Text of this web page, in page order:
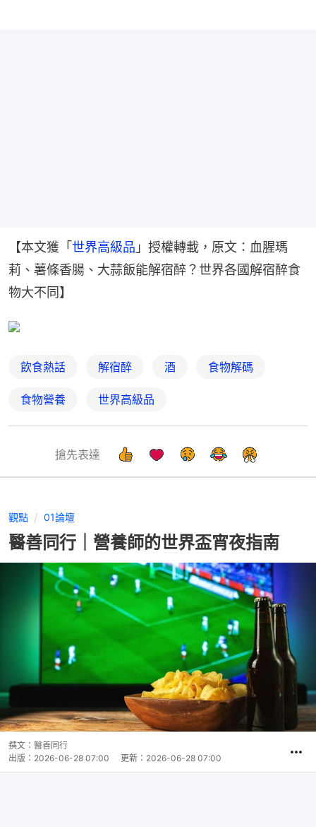
【本文獲「 世界高級品 」授權轉載，原文：血腥瑪
莉、薯條香腸、大蒜飯能解宿醉？世界各國解宿醉食
物大不同】
飲食熱話 解宿醉 酒 食物解碼
食物營養 世界高級品
搶先表達
觀點 01論壇
醫善同行｜營養師的世界盃宵夜指南
撰文： 醫善同行
出版： 2026-06-28 07:00 更新： 2026-06-28 07:00